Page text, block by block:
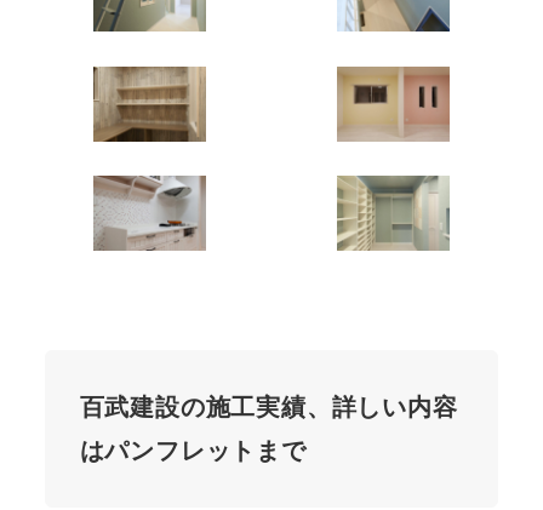
百武建設の施工実績、詳しい内容
はパンフレットまで